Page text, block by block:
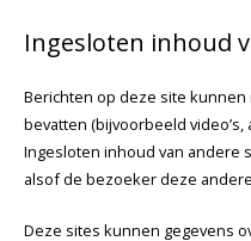
Ingesloten inhoud
Berichten op deze site
bevatten (bijvoorbeeld
Ingesloten inhoud van andere
alsof de bezoeker deze
Deze sites kunnen gegevens